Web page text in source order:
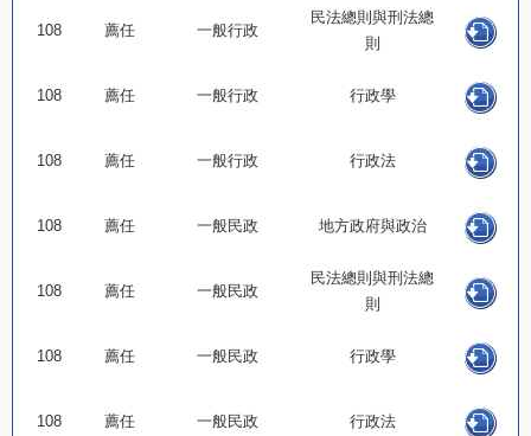
108 薦任 一般行政
民法總則與刑法總
則
108 薦任 一般行政 行政學
108 薦任 一般行政 行政法
108 薦任 一般民政 地方政府與政治
108 薦任 一般民政
民法總則與刑法總
則
108 薦任 一般民政 行政學
108 薦任 一般民政 行政法